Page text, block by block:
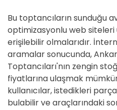
Bu toptancıların sunduğu
optimizasyonlu web siteleri
erişilebilir olmalarıdır.
aramalar sonucunda,
Toptancıları'nın zengin
fiyatlarına ulaşmak
kullanıcılar, istedikleri
bulabilir ve araçlarındaki